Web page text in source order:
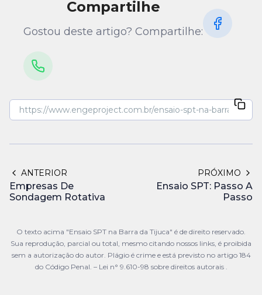
Compartilhe
Gostou deste artigo? Compartilhe:
ANTERIOR
Empresas De
Sondagem Rotativa
PRÓXIMO
Ensaio SPT: Passo A
Passo
O texto acima "Ensaio SPT na Barra da Tijuca" é de direito reservado.
Sua reprodução, parcial ou total, mesmo citando nossos links, é proibida
sem a autorização do autor. Plágio é crime e está previsto no artigo 184
do Código Penal. – Lei n° 9.610-98 sobre direitos autorais .